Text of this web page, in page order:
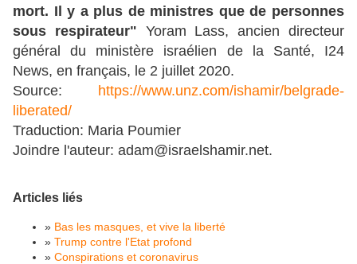
mort. Il y a plus de ministres que de personnes
sous respirateur" Yoram Lass, ancien directeur
général du ministère israélien de la Santé, I24
News, en français, le 2 juillet 2020.
Source: https://www.unz.com/ishamir/belgrade-
liberated/
Traduction: Maria Poumier
Joindre l'auteur: adam@israelshamir.net.
Articles liés
» Bas les masques, et vive la liberté
» Trump contre l'Etat profond
» Conspirations et coronavirus